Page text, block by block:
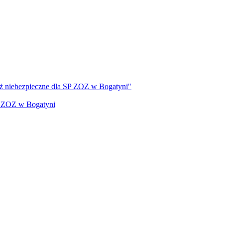
niebezpieczne dla SP ZOZ w Bogatyni"
ZOZ w Bogatyni